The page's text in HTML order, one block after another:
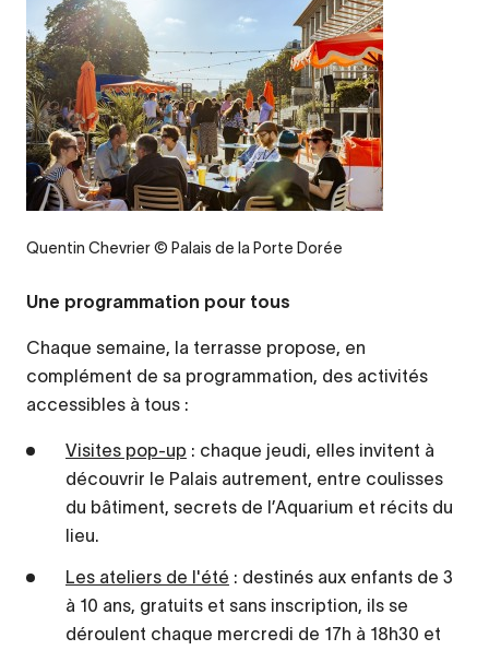
Quentin Chevrier © Palais de la Porte Dorée
Une programmation pour tous
Chaque semaine, la terrasse propose, en
complément de sa programmation, des activités
accessibles à tous :
Visites pop-up : chaque jeudi, elles invitent à
découvrir le Palais autrement, entre coulisses
du bâtiment, secrets de l’Aquarium et récits du
lieu.
Les ateliers de l'été : destinés aux enfants de 3
à 10 ans, gratuits et sans inscription, ils se
déroulent chaque mercredi de 17h à 18h30 et